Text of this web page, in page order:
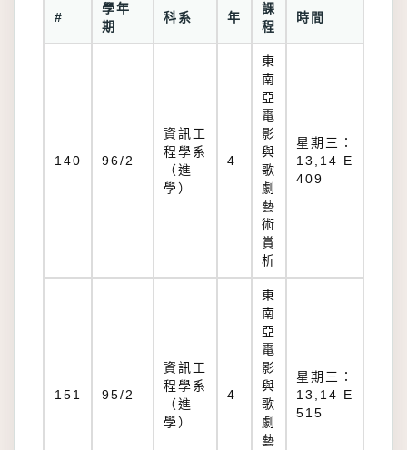
#
學年
期
科系 年
課
程
時間
140 96/2
資訊工
程學系
（進
學）
4
東
南
亞
電
影
與
歌
劇
藝
術
賞
析
星期三：
13,14 E
409
151 95/2
資訊工
程學系
（進
學）
4
東
南
亞
電
影
與
歌
劇
藝
星期三：
13,14 E
515